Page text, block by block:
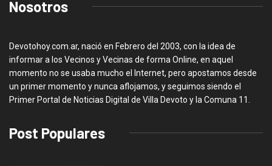
Nosotros
Devotohoy.com.ar, nació en Febrero del 2003, con la idea de
informar a los Vecinos y Vecinas de forma Online, en aquel
momento no se usaba mucho el Internet, pero apostamos desde
un primer momento y nunca aflojamos, y seguimos siendo el
Primer Portal de Noticias Digital de Villa Devoto y la Comuna 11.
Post Populares